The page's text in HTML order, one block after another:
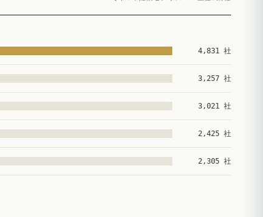
4,831 社
3,257 社
3,021 社
2,425 社
2,305 社